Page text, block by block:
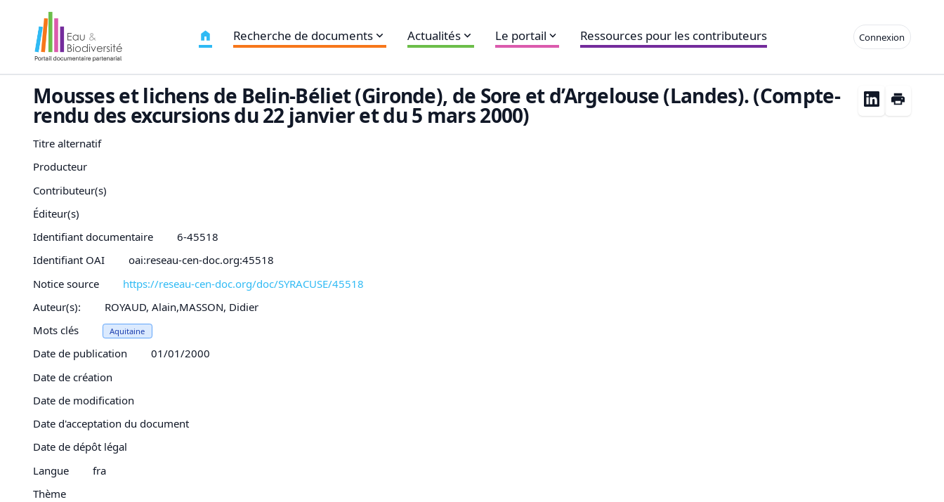
Connexion
Recherche de documents Actualités Le portail Ressources pour les contributeurs
Mousses et lichens de Belin-Béliet (Gironde), de Sore et d’Argelouse (Landes). (Compte-
rendu des excursions du 22 janvier et du 5 mars 2000)
Titre alternatif
Producteur
Contributeur(s)
Éditeur(s)
Identifiant documentaire
6-45518
Identifiant OAI
oai:reseau-cen-doc.org:45518
Notice source
https://reseau-cen-doc.org/doc/SYRACUSE/45518
Auteur(s):
ROYAUD, Alain,MASSON, Didier
Mots clés
Aquitaine
Date de publication
01/01/2000
Date de création
Date de modification
Date d'acceptation du document
Date de dépôt légal
Langue
fra
Thème